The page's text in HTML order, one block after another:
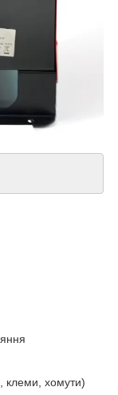
клеми, хомути)